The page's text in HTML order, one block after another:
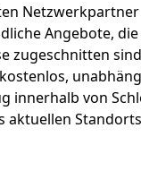
Angebote,
zugeschnitten
innerhalb von
aktuellen